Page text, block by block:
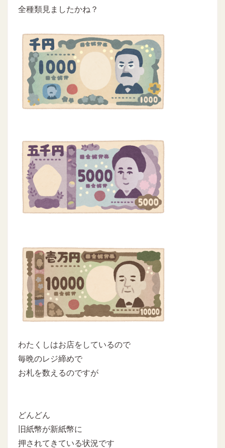
全種類見ましたかね？
わたくしはお店をしているので
毎晩のレジ締めで
お札を数えるのですが
どんどん
旧紙幣が新紙幣に
押されてきている状況です